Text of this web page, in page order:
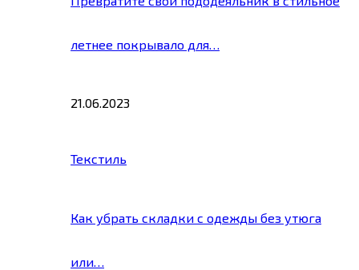
летнее покрывало для…
21.06.2023
Текстиль
Как убрать складки с одежды без утюга
или…